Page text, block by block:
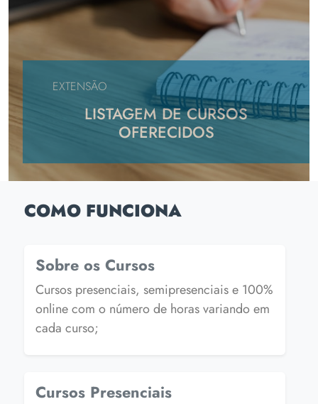
EXTENSÃO
LISTAGEM DE CURSOS
OFERECIDOS
COMO FUNCIONA
Sobre os Cursos
Cursos presenciais, semipresenciais e 100%
online com o número de horas variando em
cada curso;
Cursos Presenciais